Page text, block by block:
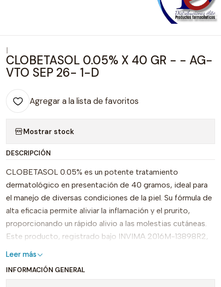
CLOBETASOL 0.05% X 40 GR - - AG-
VTO SEP 26- 1-D
Agregar a la lista de favoritos
Mostrar stock
DESCRIPCIÓN
CLOBETASOL 0.05% es un potente tratamiento
dermatológico en presentación de 40 gramos, ideal para
el manejo de diversas condiciones de la piel. Su fórmula de
alta eficacia permite aliviar la inflamación y el prurito,
proporcionando un rápido alivio a las molestias cutáneas.
Este producto, registrado bajo INVIMA 2016M-13898R2,
se destaca por su capacidad de penetración en la piel, lo
Leer más
INFORMACIÓN GENERAL